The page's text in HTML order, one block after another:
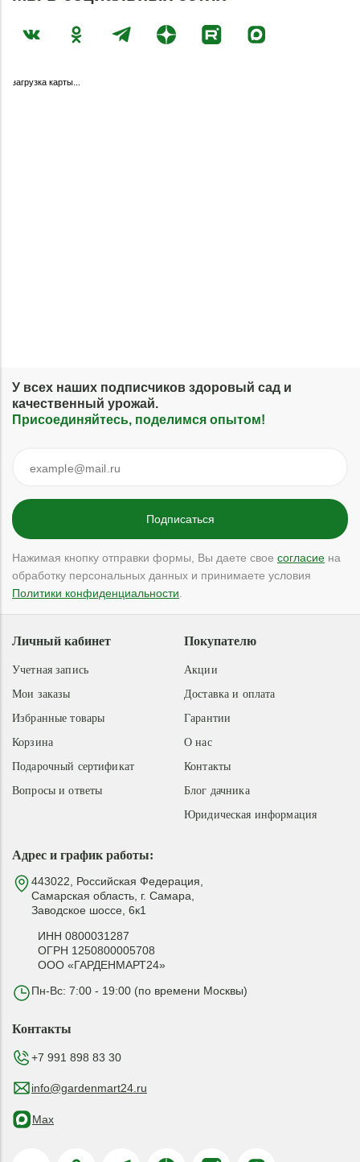
загрузка карты...
У всех наших подписчиков здоровый сад и
качественный урожай.
Присоединяйтесь, поделимся опытом!
Нажимая кнопку отправки формы, Вы даете свое согласие на
обработку персональных данных и принимаете условия
Политики конфиденциальности
Адрес и график работы:
443022, Российская Федерация,
Самарская область, г. Самара,
Заводское шоссе, 6к1
ИНН 0800031287
ОГРН 1250800005708
ООО «ГАРДЕНМАРТ24»
Пн-Вс: 7:00 - 19:00 (по времени Москвы)
Покупателю
Акции
Доставка и оплата
Гарантии
О нас
Контакты
Блог дачника
Юридическая информация
Личный кабинет
Учетная запись
Мои заказы
Избранные товары
Корзина
Подарочный сертификат
Вопросы и ответы
Контакты
+7 991 898 83 30
info@gardenmart24.ru
Max